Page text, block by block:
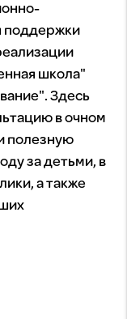
поддержки
школа"
Здесь
в очном
полезную
за детьми, в
а также